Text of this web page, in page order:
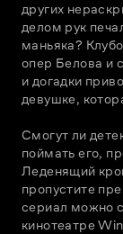
других
делом рук
маньяка?
опер Белова и
и догадки
девушке,
Смогут ли
поймать его,
Леденящий
пропустите
сериал можно
кинотеатре